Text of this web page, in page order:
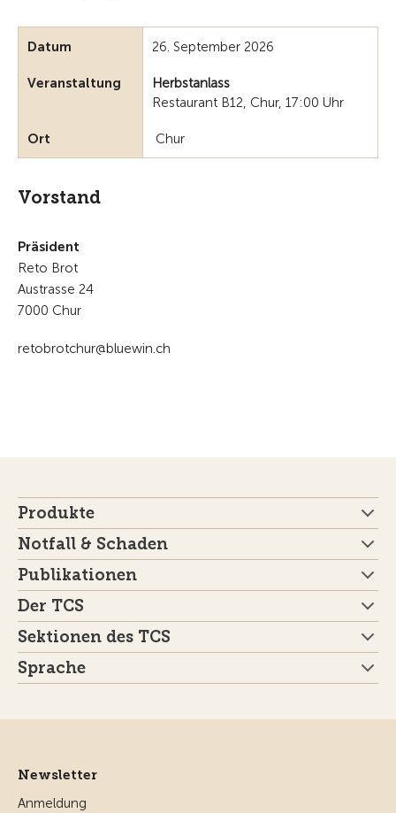
Datum 26. September 2026
Veranstaltung
Herbstanlass
Restaurant B12, Chur, 17:00 Uhr
Ort Chur
Vorstand
Präsident
Reto Brot
Austrasse 24
7000 Chur
retobrotchur@bluewin.ch
Produkte
Notfall & Schaden
Publikationen
Der TCS
Sektionen des TCS
Sprache
Newsletter
Anmeldung